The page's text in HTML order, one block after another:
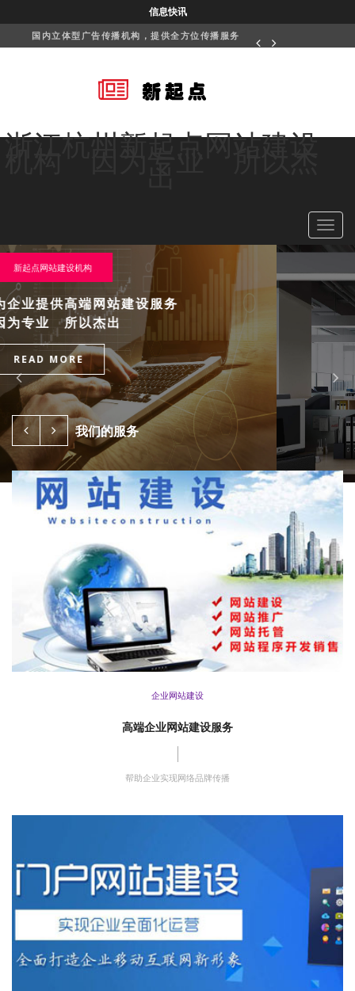
信息快讯
国内立体型广告传播机构，提供全方位传播服务
浙江杭州新起点网站建设
企业品牌形象策划
为企业企业品牌形象策划设计服务
提升企业品牌影响力
READ MORE
我们的服务
企业网站建设
高端企业网站建设服务
帮助企业实现网络品牌传播